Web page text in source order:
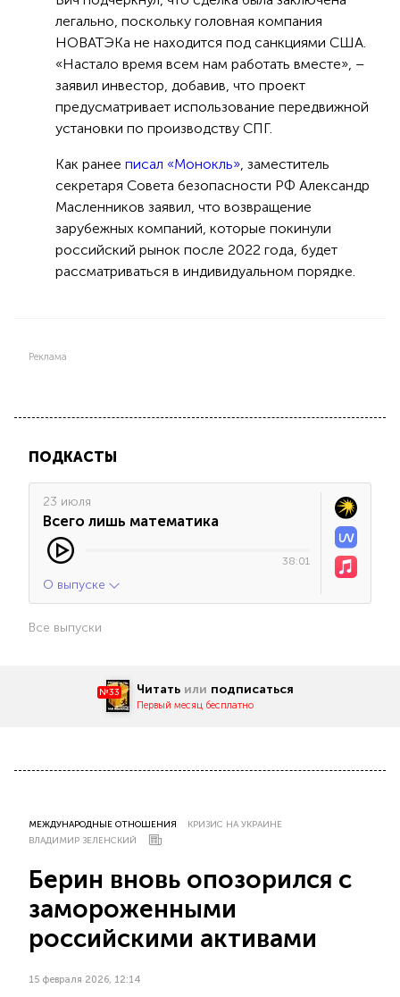
легально, поскольку головная компания
НОВАТЭКа не находится под санкциями США.
«Настало время всем нам работать вместе», –
заявил инвестор, добавив, что проект
предусматривает использование передвижной
установки по производству СПГ.
Как ранее писал «Монокль» , заместитель
секретаря Совета безопасности РФ Александр
Масленников заявил, что возвращение
зарубежных компаний, которые покинули
российский рынок после 2022 года, будет
рассматриваться в индивидуальном порядке.
Реклама
ПОДКАСТЫ
23 июля
Всего лишь математика
38:01
О выпуске
Все выпуски
№33 Читать или подписаться
Первый месяц бесплатно
МЕЖДУНАРОДНЫЕ ОТНОШЕНИЯ
КРИЗИС НА УКРАИНЕ
ВЛАДИМИР ЗЕЛЕНСКИЙ
Берин вновь опозорился с
замороженными
российскими активами
15 февраля 2026, 12:14